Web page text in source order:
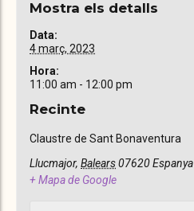
Mostra els detalls
Data:
4 març, 2023
Hora:
11:00 am - 12:00 pm
Recinte
Claustre de Sant Bonaventura
Llucmajor, Balears 07620 Espanya
+ Mapa de Google